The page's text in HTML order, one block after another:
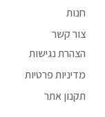
חנות
צור קשר
הצהרת נגישות
מדיניות פרטיות
תקנון אתר